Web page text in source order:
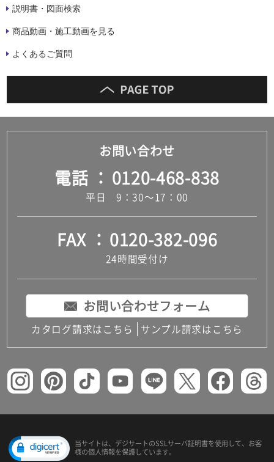
説明書・図面検索
商品動画・施工動画を見る
よくあるご質問
お問い合わせ
電話 0120-468-838
平日 9：30～17：00
FAX 0120-382-096
24時間受付け
お問い合わせフォーム
カタログ請求はこちら サンプル請求はこちら
当サイトは、デジサートのSSLサーバ証明書を使用して、 お客
様の個人情報を保護しています。